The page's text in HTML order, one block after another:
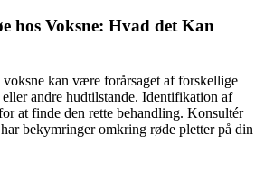
hos Voksne: Hvad det Kan
kan være forårsaget af forskellige
eller andre hudtilstande. Identifikation af
at finde den rette behandling. Konsultér
bekymringer omkring røde pletter på din